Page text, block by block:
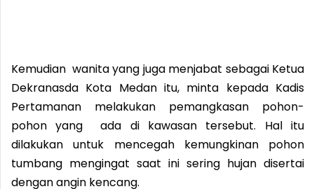
Kemudian wanita yang juga menjabat sebagai Ketua
Dekranasda Kota Medan itu, minta kepada Kadis
Pertamanan melakukan pemangkasan pohon-
pohon yang ada di kawasan tersebut. Hal itu
dilakukan untuk mencegah kemungkinan pohon
tumbang mengingat saat ini sering hujan disertai
dengan angin kencang.